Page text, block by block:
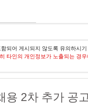
되어 게시되지 않도록 유의하시기
타인의 개인정보가 노출되는 경
용 2차 추가 공고